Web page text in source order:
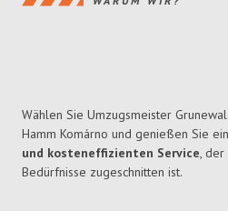
Wählen Sie Umzugsmeister
Hamm Komárno und genießen Sie
und kosteneffizienten Service,
Bedürfnisse zugeschnitten ist.